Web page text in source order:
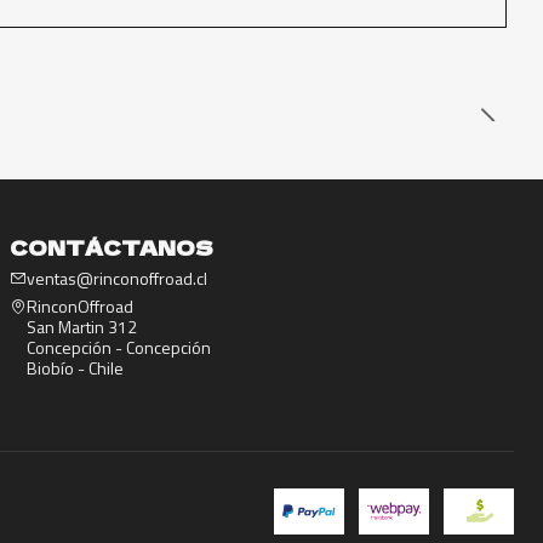
CONTÁCTANOS
ventas@rinconoffroad.cl
RinconOffroad
San Martin 312
Concepción - Concepción
Biobío - Chile